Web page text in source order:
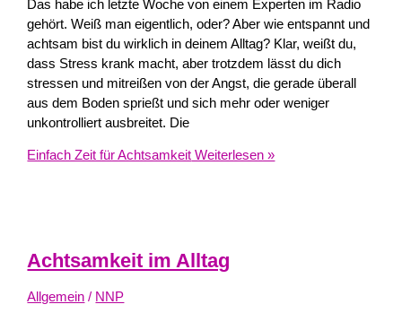
Das habe ich letzte Woche von einem Experten im Radio
gehört. Weiß man eigentlich, oder? Aber wie entspannt und
achtsam bist du wirklich in deinem Alltag? Klar, weißt du,
dass Stress krank macht, aber trotzdem lässt du dich
stressen und mitreißen von der Angst, die gerade überall
aus dem Boden sprießt und sich mehr oder weniger
unkontrolliert ausbreitet. Die
Einfach Zeit für Achtsamkeit Weiterlesen »
Achtsamkeit im Alltag
Allgemein / NNP